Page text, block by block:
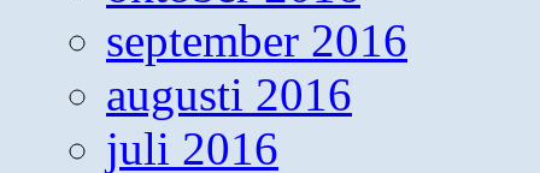
september 2016
augusti 2016
juli 2016